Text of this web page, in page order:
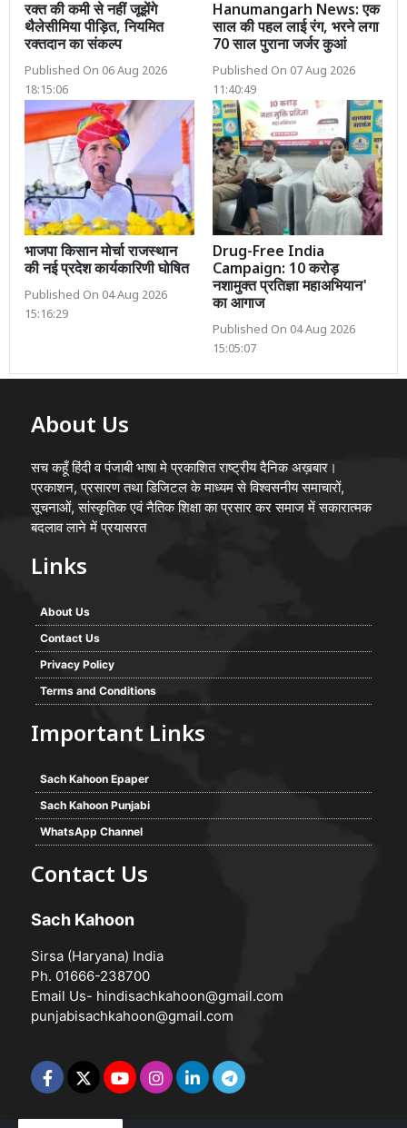
रक्त की कमी से नहीं जूझेंगे
थैलेसीमिया पीड़ित, नियमित
रक्तदान का संकल्प
Published On 06 Aug 2026
18:15:06
Hanumangarh News: एक
साल की पहल लाई रंग, भरने लगा
70 साल पुराना जर्जर कुआं
Published On 07 Aug 2026
11:40:49
भाजपा किसान मोर्चा राजस्थान
की नई प्रदेश कार्यकारिणी घोषित
Published On 04 Aug 2026
15:16:29
Drug-Free India
Campaign: 10 करोड़
नशामुक्त प्रतिज्ञा महाअभियान'
का आगाज
Published On 04 Aug 2026
15:05:07
About Us
सच कहूँ हिंदी व पंजाबी भाषा मे प्रकाशित राष्ट्रीय दैनिक अख़बार।
प्रकाशन, प्रसारण तथा डिजिटल के माध्यम से विश्वसनीय समाचारों,
सूचनाओं, सांस्कृतिक एवं नैतिक शिक्षा का प्रसार कर समाज में सकारात्मक
बदलाव लाने में प्रयासरत
Links
About Us
Contact Us
Privacy Policy
Terms and Conditions
Important Links
Sach Kahoon Epaper
Sach Kahoon Punjabi
WhatsApp Channel
Contact Us
Sach Kahoon
Sirsa (Haryana) India
Ph. 01666-238700
Email Us- hindisachkahoon@gmail.com
punjabisachkahoon@gmail.com